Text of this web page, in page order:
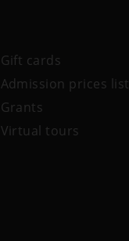
Gift cards
Admission prices list
Grants
Virtual tours